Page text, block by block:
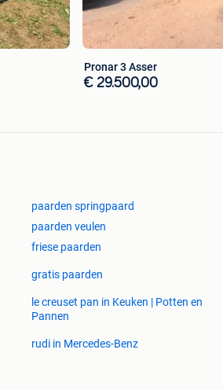
Pronar 3 Asser
€ 29.500,00
paarden springpaard
paarden veulen
friese paarden
gratis paarden
le creuset pan in Keuken | Potten en
Pannen
rudi in Mercedes-Benz